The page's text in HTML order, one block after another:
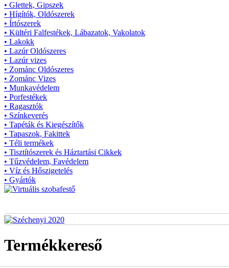
• Glettek, Gipszek
• Hígítók, Oldószerek
• Írtószerek
• Kültéri Falfestékek, Lábazatok, Vakolatok
• Lakokk
• Lazúr Oldószeres
• Lazúr vizes
• Zománc Oldószeres
• Zománc Vizes
• Munkavédelem
• Porfestékek
• Ragasztók
• Színkeverés
• Tapéták és Kiegészítők
• Tapaszok, Fakittek
• Téli termékek
• Tisztítószerek és Háztartási Cikkek
• Tűzvédelem, Favédelem
• Víz és Hőszigetelés
• Gyártók
Termékkereső